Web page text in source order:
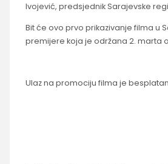
Ivojević, predsjednik Sarajevske
Bit će ovo prvo prikazivanje filma u
premijere koja je održana 2. marta
Ulaz na promociju filma je